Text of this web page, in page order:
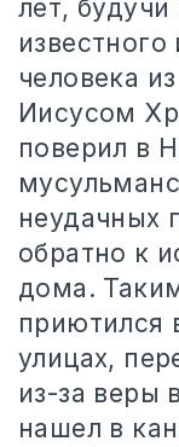
лет,
известного
человека
Иисусом
поверил в
неудачных
обратно к
дома.
приютился
улицах,
из-за веры
нашел в